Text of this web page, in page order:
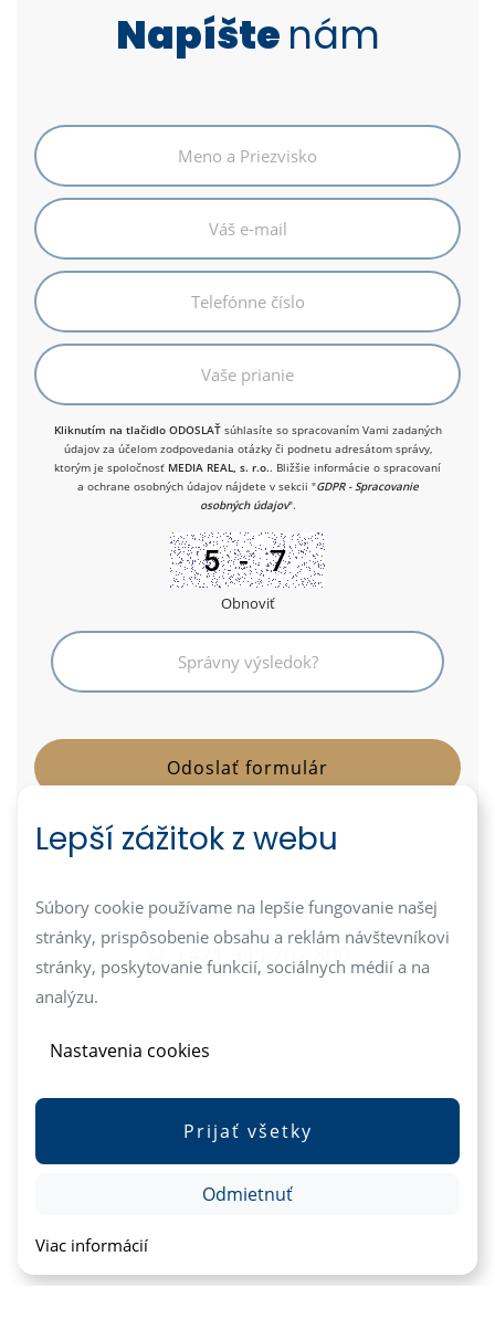
Napíšte nám
Kliknutím na tlačidlo ODOSLAŤsúhlasíte so spracovaním Vami zadaných
údajov za účelom zodpovedania otázky či podnetu adresátom správy,
ktorým je spoločnosť MEDIA REAL, s. r.o.. Bližšie informácie o spracovaní
a ochrane osobných údajov nájdete v sekcii "GDPR - Spracovanie
osobných údajov".
Obnoviť
info@mediareal.sk
+421 949 702 800
Lepší zážitok z webu
Súbory cookie používame na lepšie fungovanie našej
stránky, prispôsobenie obsahu a reklám návštevníkovi
stránky, poskytovanie funkcií, sociálnych médií a na
analýzu.
Nastavenia cookies
Prijať všetky
Odmietnuť
Viac informácií